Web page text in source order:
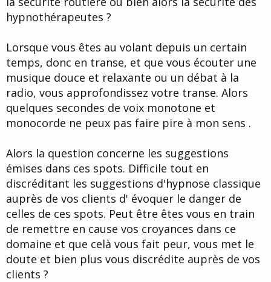
hypnothérapeutes ?
Lorsque vous êtes au volant depuis un certain
temps, donc en transe, et que vous écouter une
musique douce et relaxante ou un débat à la
radio, vous approfondissez votre transe. Alors
quelques secondes de voix monotone et
monocorde ne peux pas faire pire à mon sens .
Alors la question concerne les suggestions
émises dans ces spots. Difficile tout en
discréditant les suggestions d'hypnose classique
auprès de vos clients d' évoquer le danger de
celles de ces spots. Peut être êtes vous en train
de remettre en cause vos croyances dans ce
domaine et que celà vous fait peur, vous met le
doute et bien plus vous discrédite auprès de vos
clients ?